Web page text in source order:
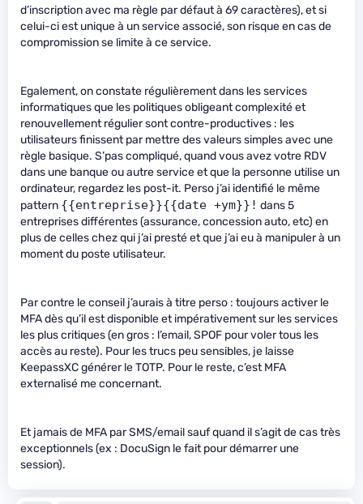
d’inscription avec ma règle par défaut à 69 caractères), et si
celui-ci est unique à un service associé, son risque en cas de
compromission se limite à ce service.
Egalement, on constate régulièrement dans les services
informatiques que les politiques obligeant complexité et
renouvellement régulier sont contre-productives : les
utilisateurs finissent par mettre des valeurs simples avec une
règle basique. S’pas compliqué, quand vous avez votre RDV
dans une banque ou autre service et que la personne utilise un
ordinateur, regardez les post-it. Perso j’ai identifié le même
pattern {{entreprise}}{{date +ym}}! dans 5
entreprises différentes (assurance, concession auto, etc) en
plus de celles chez qui j’ai presté et que j’ai eu à manipuler à un
moment du poste utilisateur.
Par contre le conseil j’aurais à titre perso : toujours activer le
MFA dès qu’il est disponible et impérativement sur les services
les plus critiques (en gros : l’email, SPOF pour voler tous les
accès au reste). Pour les trucs peu sensibles, je laisse
KeepassXC générer le TOTP. Pour le reste, c’est MFA
externalisé me concernant.
Et jamais de MFA par SMS/email sauf quand il s’agit de cas très
exceptionnels (ex : DocuSign le fait pour démarrer une
session).